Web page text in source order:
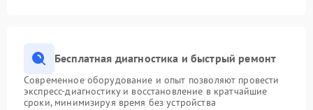
Бесплатная диагностика и быстрый ремонт
Современное оборудование и опыт позволяют провести
экспресс-диагностику и восстановление в кратчайшие
сроки, минимизируя время без устройства